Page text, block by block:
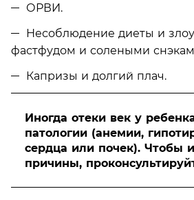
ОРВИ.
Несоблюдение диеты и
фастфудом и солеными
Капризы и долгий плач.
Иногда отеки век у
патологии (анемии,
сердца или почек). Чтобы
причины,